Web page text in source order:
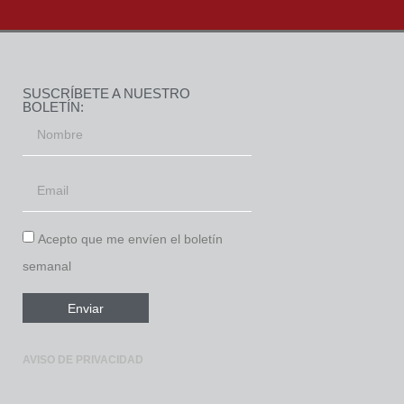
SUSCRÍBETE A NUESTRO
BOLETÍN:
Acepto que me envíen el boletín
semanal
Enviar
AVISO DE PRIVACIDAD